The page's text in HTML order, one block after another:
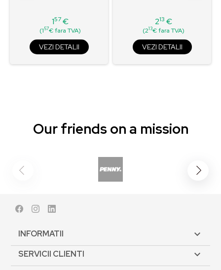
Pret
157€
(157€ fara TVA)
VEZI DETALII
Pret
213 €
(213€ fara TVA)
VEZI DETALII
Our friends on a mission
FacebookInstagram
INFORMATII 
SERVICII CLIENTI 